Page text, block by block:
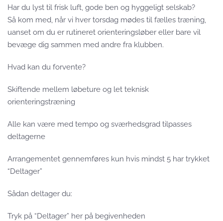
Har du lyst til frisk luft, gode ben og hyggeligt selskab?
Så kom med, når vi hver torsdag mødes til fælles træning,
uanset om du er rutineret orienteringsløber eller bare vil
bevæge dig sammen med andre fra klubben.
Hvad kan du forvente?
Skiftende mellem løbeture og let teknisk
orienteringstræning
Alle kan være med tempo og sværhedsgrad tilpasses
deltagerne
Arrangementet gennemføres kun hvis mindst 5 har trykket
“Deltager”
Sådan deltager du:
Tryk på “Deltager” her på begivenheden